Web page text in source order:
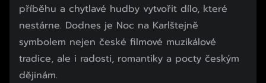
příběhu a chytlavé hudby vytvořit dílo, které
nestárne. Dodnes je Noc na Karlštejně
symbolem nejen české filmové muzikálové
tradice, ale i radosti, romantiky a pocty českým
dějinám.